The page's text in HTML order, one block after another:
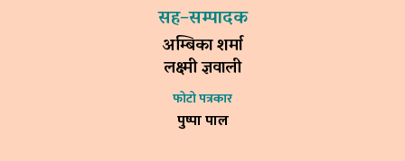
सह–सम्पादक
अम्बिका शर्मा
लक्ष्मी ज्ञवाली
फोटो पत्रकार
पुष्पा पाल